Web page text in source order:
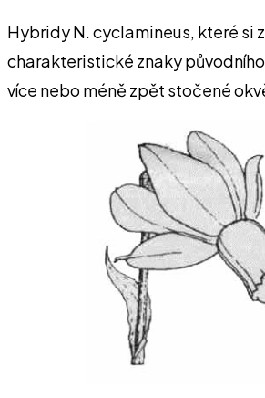
Hybridy N. cyclamineus, které si
charakteristické znaky
více nebo méně zpět stočené